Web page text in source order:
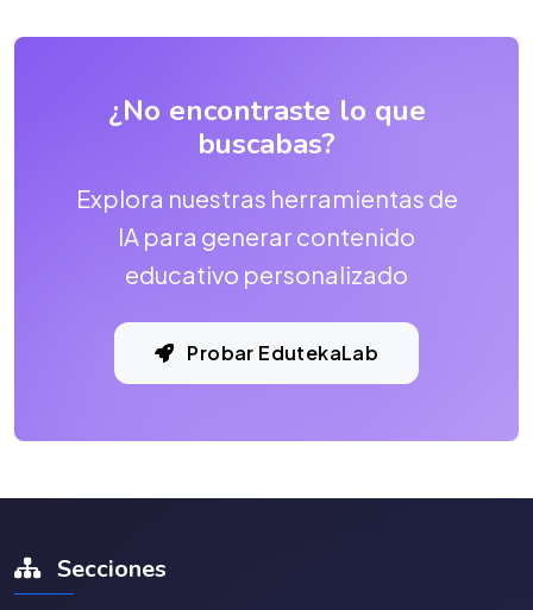
¿No encontraste lo que
buscabas?
Explora nuestras herramientas de
IA para generar contenido
educativo personalizado
Probar EdutekaLab
Secciones